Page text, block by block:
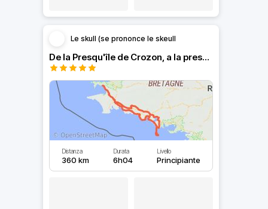
Le skull (se prononce le skeull
De la Presqu'île de Crozon, a la presqu'île de Quiberon
Distanza
360 km
Durata
6h04
Livello
Principiante